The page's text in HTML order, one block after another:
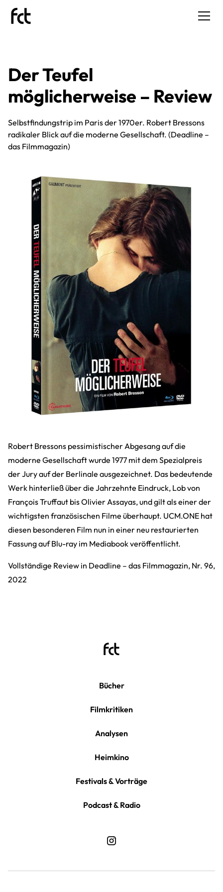
Der Teufel
möglicherweise – Review
Selbstfindungstrip im Paris der 1970er. Robert Bressons
radikaler Blick auf die moderne Gesellschaft. (Deadline –
das Filmmagazin)
Robert Bressons pessimistischer Abgesang auf die
moderne Gesellschaft wurde 1977 mit dem Spezialpreis
der Jury auf der Berlinale ausgezeichnet. Das bedeutende
Werk hinterließ über die Jahrzehnte Eindruck, Lob von
François Truffaut bis Olivier Assayas, und gilt als einer der
wichtigsten französischen Filme überhaupt. UCM.ONE hat
diesen besonderen Film nun in einer neu restaurierten
Fassung auf Blu-ray im Mediabook veröffentlicht.
Vollständige Review in Deadline – das Filmmagazin, Nr. 96,
2022
Bücher
Filmkritiken
Analysen
Heimkino
Festivals & Vorträge
Podcast & Radio